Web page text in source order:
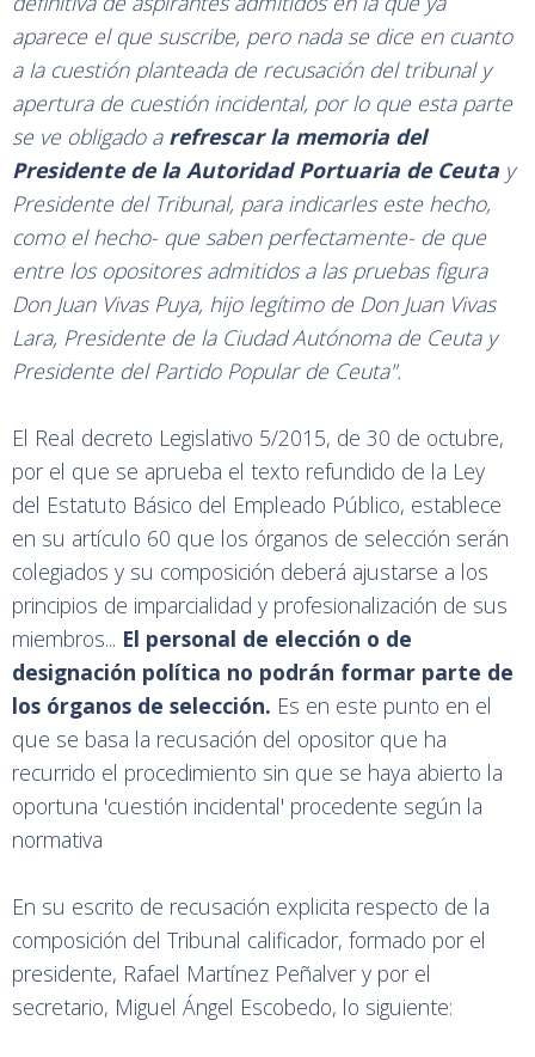
definitiva de
aspirantes admitidos en queya
aparece
elque suscribe, pero nada se dice en
cuanto
cuestión planteada de recusación del tribunaly
apertura de
cuestión incidental, por lo que esta parte
se
ve obligado arefrescar la memoria
del
Presidente de la Autoridad Portuaria de Ceuta
y
Presidente del Tribunal, para indicarles este
hecho,
como el
hecho- que sabenperfectamente-
de que
entre los opositores admitidos
las pruebas
figura
DonJuan Vivas Puya, hijo legítimo de DonJuan
Vivas
Lara, Presidente de la Ciudad Autónomade Ceutay
Partido Popular
El Real decreto Legislativo 5/2015, de 30 de octubre,
por el que se aprueba el texto refundido de la Ley
del Estatuto Básico del Empleado Público, establece
en su artículo 60 que los órganos de selección serán
colegiados y su composición deberá ajustarse a los
principios de imparcialidad y profesionalización de sus
miembros... El personal de elección o de
designación política no podrán formar parte de
los órganos de selección. Es en este punto en el
que se basa la recusación del opositor que ha
recurrido el procedimiento sin que se haya abierto la
oportuna 'cuestión incidental' procedente según la
En su escrito de recusación explicita respecto de la
composición del Tribunal calificador, formado por el
presidente, Rafael Martínez Peñalver y por el
secretario, Miguel Ángel Escobedo, lo siguiente: